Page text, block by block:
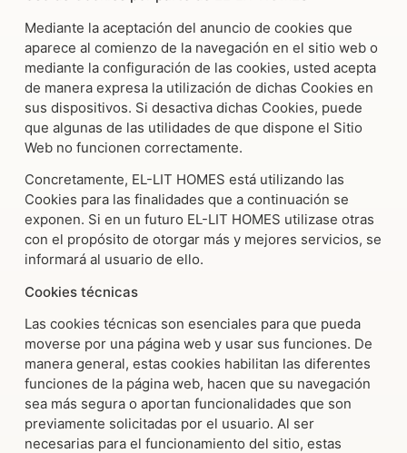
Mediante la aceptación del anuncio de cookies que
aparece al comienzo de la navegación en el sitio web o
mediante la configuración de las cookies, usted acepta
de manera expresa la utilización de dichas Cookies en
sus dispositivos. Si desactiva dichas Cookies, puede
que algunas de las utilidades de que dispone el Sitio
Web no funcionen correctamente.
Concretamente, EL-LIT HOMES está utilizando las
Cookies para las finalidades que a continuación se
exponen. Si en un futuro EL-LIT HOMES utilizase otras
con el propósito de otorgar más y mejores servicios, se
informará al usuario de ello.
Cookies técnicas
Las cookies técnicas son esenciales para que pueda
moverse por una página web y usar sus funciones. De
manera general, estas cookies habilitan las diferentes
funciones de la página web, hacen que su navegación
sea más segura o aportan funcionalidades que son
previamente solicitadas por el usuario. Al ser
necesarias para el funcionamiento del sitio, estas